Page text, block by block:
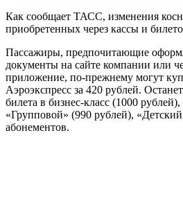
Как сообщает ТАСС, изменения
приобретенных через кассы и
Пассажиры, предпочитающие
документы на сайте компании или
приложение, по-прежнему могут
Аэроэкспресс за 420 рублей.
билета в бизнес-класс (1000
«Групповой» (990 рублей),
абонементов.